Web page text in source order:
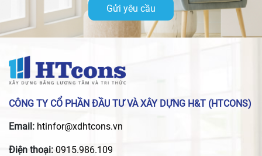
Gửi yêu cầu
CÔNG TY CỔ PHẦN ĐẦU TƯ VÀ XÂY DỰNG H&T (HTCONS)
Email: htinfor@xdhtcons.vn
Điện thoại: 0915.986.109